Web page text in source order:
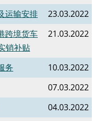
运输安排
23.03.2022
跨境货车
销补贴
21.03.2022
务
10.03.2022
07.03.2022
04.03.2022